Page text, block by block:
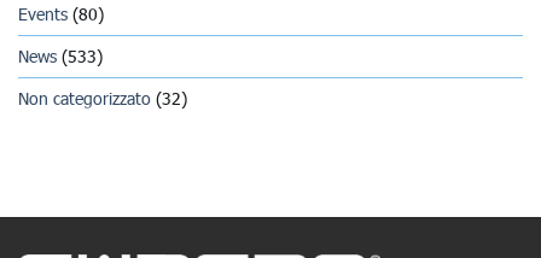
Events (80)
News (533)
Non categorizzato (32)